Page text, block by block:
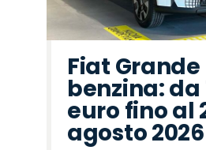
Fiat
benzina: da
euro fino al
agosto 2026